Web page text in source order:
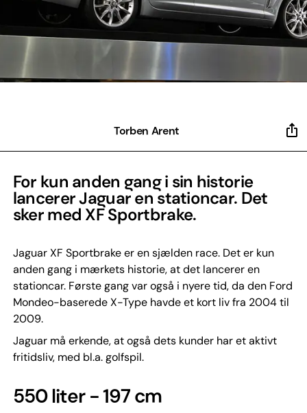
Torben Arent
For kun anden gang i sin historie
lancerer Jaguar en stationcar. Det
sker med XF Sportbrake.
Jaguar XF Sportbrake er en sjælden race. Det er kun
anden gang i mærkets historie, at det lancerer en
stationcar. Første gang var også i nyere tid, da den Ford
Mondeo-baserede X-Type havde et kort liv fra 2004 til
2009.
Jaguar må erkende, at også dets kunder har et aktivt
fritidsliv, med bl.a. golfspil.
550 liter - 197 cm